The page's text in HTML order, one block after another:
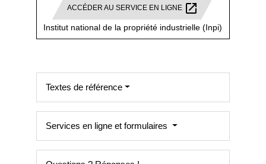
ACCÉDER AU SERVICE EN LIGNE open_in_new
Institut national de la propriété industrielle (Inpi)
Textes de référence
Services en ligne et formulaires